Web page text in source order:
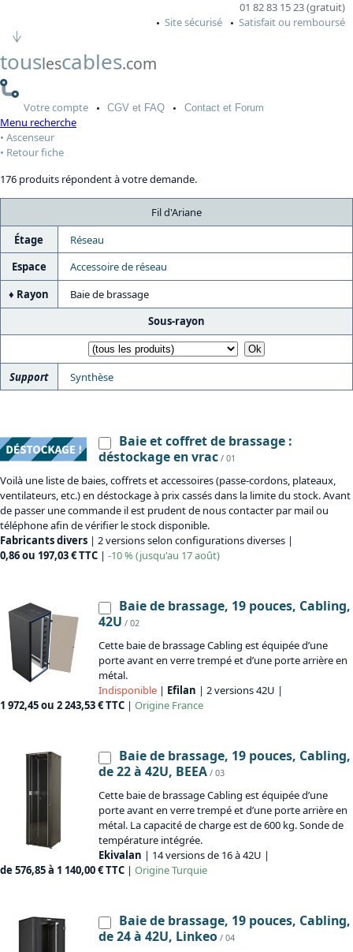
01 82 83 15 23 (gratuit)
Site sécurisé
Satisfait ou remboursé
touslescables.com
Votrecompte CGV et FAQ Contactet Forum
Menu recherche
Ascenseur
Retour fiche
176 produits répondent à votre demande.
Fil d'Ariane
Étage
Réseau
Espace
Accessoire de réseau
Rayon
Baie de brassage
Sous-rayon
Support Synthèse
Baie et coffret de brassage :
déstockage en vrac / 01
Voilà une liste de baies, coffrets et accessoires (passe-cordons, plateaux,
ventilateurs, etc.) en déstockage à prix cassés dans la limite du stock. Avant
de passer une commande il est prudent de nous contacter par mail ou
téléphone afin de vérifier le stock disponible.
Fabricants divers | 2 versions selon configurations diverses |
0,86 ou 197,03 € TTC | -10 % (jusqu'au 17 août)
Baie de brassage, 19 pouces, Cabling,
42U / 02
Cette baie de brassage Cabling est équipée d’une
porte avant en verre trempé et d’une porte arrière en
métal.
Indisponible | Efilan | 2 versions 42U |
1 972,45 ou 2 243,53 € TTC | Origine France
Baie de brassage, 19 pouces, Cabling,
de 22 à 42U, BEEA / 03
Cette baie de brassage Cabling est équipée d’une
porte avant en verre trempé et d’une porte arrière en
métal. La capacité de charge est de 600 kg. Sonde de
température intégrée.
Ekivalan | 14 versions de 16 à 42U |
de 576,85 à 1 140,00 € TTC | OrigineTurquie
Baie de brassage, 19 pouces, Cabling,
de 24 à 42U, Linkeo / 04